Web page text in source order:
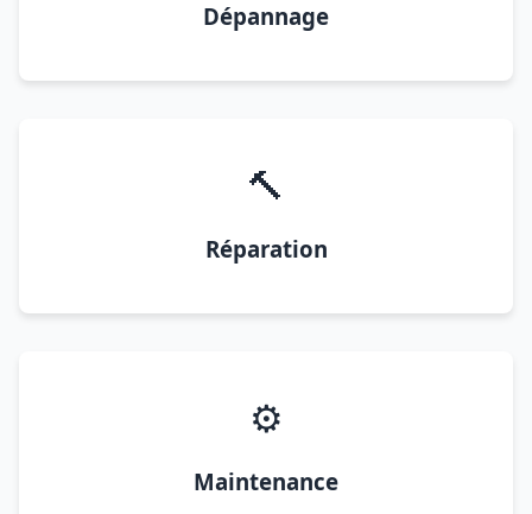
Dépannage
🔨
Réparation
⚙️
Maintenance